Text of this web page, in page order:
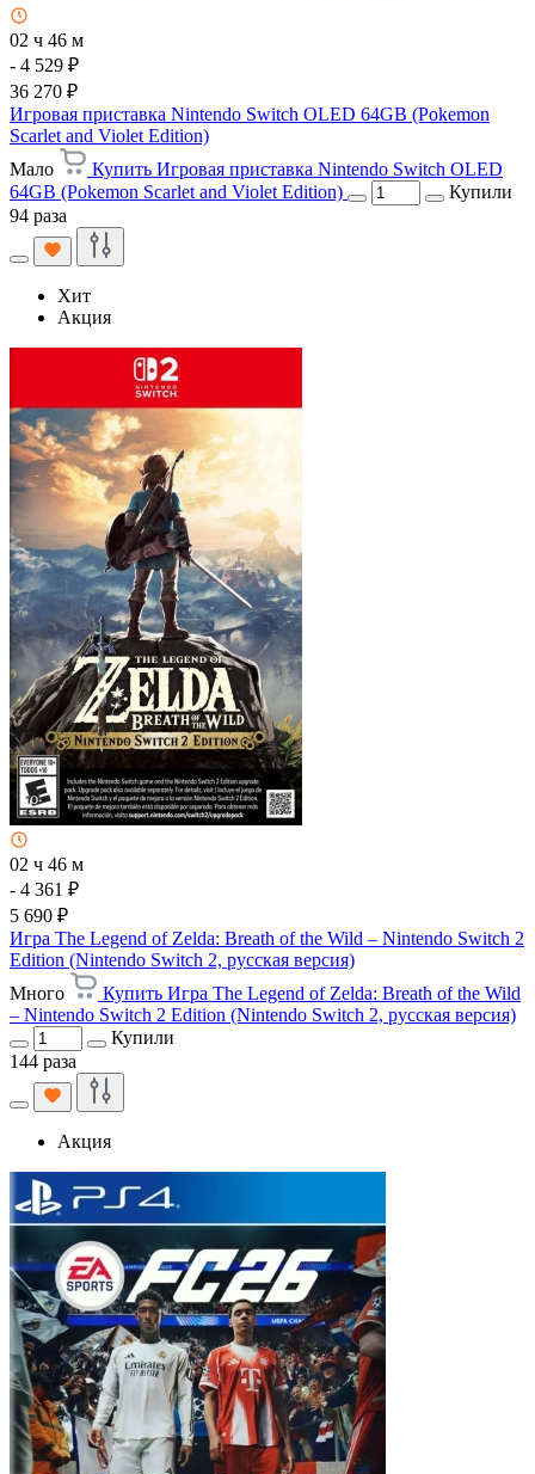
02 ч 46 м
- 4 529 ₽
36 270 ₽
Игровая приставка Nintendo Switch OLED 64GB (Pokemon
Scarlet and Violet Edition)
Мало
Купить Игровая приставка Nintendo Switch OLED
64GB (Pokemon Scarlet and Violet Edition)
Купили
94 раза
Хит
Акция
02 ч 46 м
- 4 361 ₽
5 690 ₽
Игра The Legend of Zelda: Breath of the Wild – Nintendo Switch 2
Edition (Nintendo Switch 2, русская версия)
Много
Купить Игра The Legend of Zelda: Breath of the Wild
– Nintendo Switch 2 Edition (Nintendo Switch 2, русская версия)
Купили
144 раза
Акция